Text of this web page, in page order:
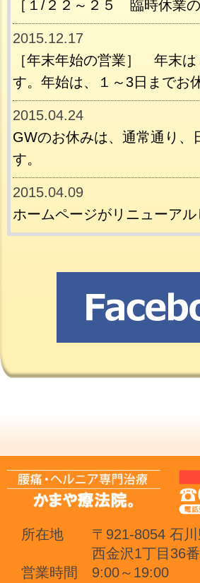
［１/２２～２５ 臨時休業の
2015.12.17
［年末年始の営業］ 年末
す。年始は、１～3日までお
2015.04.24
GWのお休みは、通常通り、
す。
2015.04.09
ホームページがリニューアル
所在地
〒921-8054 石
西金沢1丁目36
営業時間
9:00～19:00